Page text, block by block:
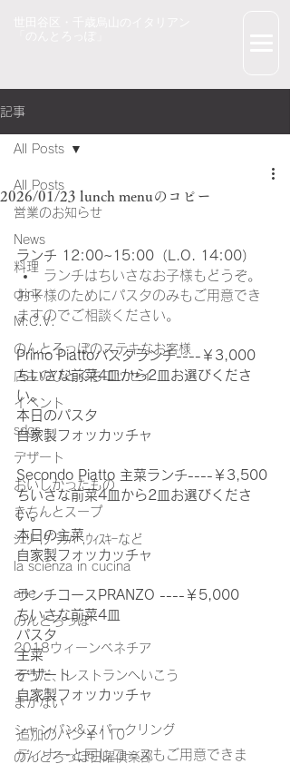
記事
All Posts
営業のお知らせ
News
料理
drink
M.C.V.
のんとろっぽのステキなお客様
店主のひとくちエッセイ
イベント
sdgs
デザート
おいしかったもの
きちんとスープ
ｼｪﾘｰ,ｸﾞﾗｯﾊﾟ,ｳｨｽｷｰなど
la scienza in cucina
arte
のんとろっぽ
2018ウィーンベネチア
そうだ、レストランへいこう
まかない
シャンパン&スパークリング
のんとろっぽ日曜俱楽部
All Posts
2026/01/23 lunch menuのコピー
ランチ 12:00~15:00（L.O. 14:00）
ランチはちいさなお子様もどうぞ。
お子様のためにパスタのみもご用意でき
ますのでご相談ください。
Primo Piattoパスタランチ----￥3,000
ちいさな前菜4皿から2皿お選びくださ
い。
本日のパスタ
自家製フォッカッチャ
Secondo Piatto 主菜ランチ----￥3,500
ちいさな前菜4皿から2皿お選びくださ
い。
本日の主菜
自家製フォッカッチャ
ランチコースPRANZO ----￥5,000
ちいさな前菜4皿
パスタ
主菜
デザート
自家製フォッカッチャ
追加のパン￥110
ディナーと同じコースもご用意できま